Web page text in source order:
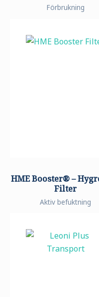
Förbrukning
HME Booster® –
Filter
Aktiv befuktning